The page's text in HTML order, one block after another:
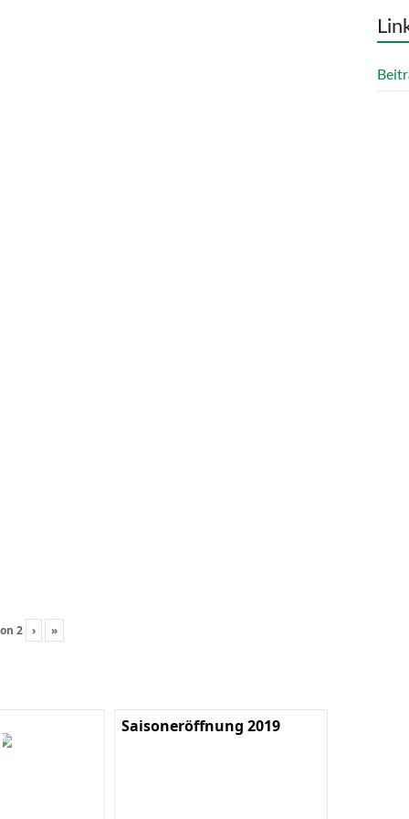
2 › »
Saisoneröffnung 2019